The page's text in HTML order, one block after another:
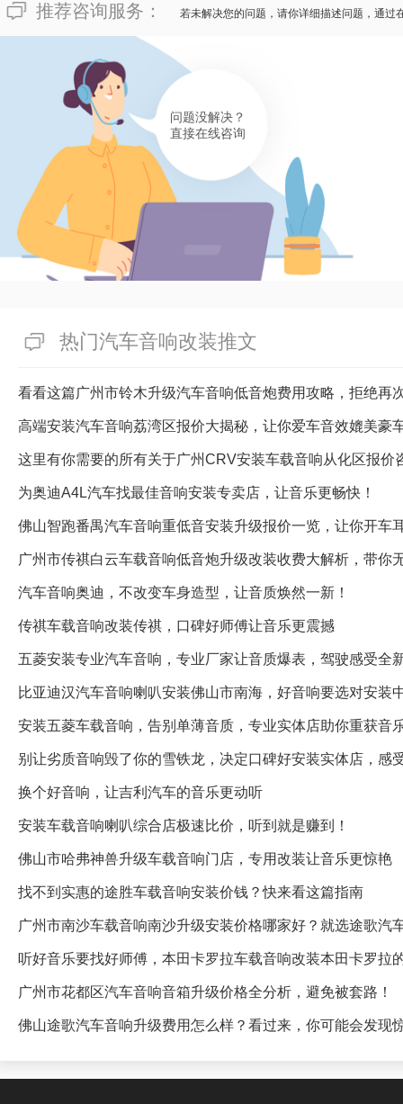
推荐咨询服务： 若未解决您的问题，请你详细描述问题，通过
问题没解决？
直接在线咨询
热门汽车音响改装推文
看看这篇广州市铃木升级汽车音响低音炮费用攻略，拒绝再
高端安装汽车音响荔湾区报价大揭秘，让你爱车音效媲美豪
这里有你需要的所有关于广州CRV安装车载音响从化区报价
为奥迪A4L汽车找最佳音响安装专卖店，让音乐更畅快！
佛山智跑番禺汽车音响重低音安装升级报价一览，让你开车
广州市传祺白云车载音响低音炮升级改装收费大解析，带你
汽车音响奥迪，不改变车身造型，让音质焕然一新！
传祺车载音响改装传祺，口碑好师傅让音乐更震撼
五菱安装专业汽车音响，专业厂家让音质爆表，驾驶感受全
比亚迪汉汽车音响喇叭安装佛山市南海，好音响要选对安装
安装五菱车载音响，告别单薄音质，专业实体店助你重获音
别让劣质音响毁了你的雪铁龙，决定口碑好安装实体店，感
换个好音响，让吉利汽车的音乐更动听
安装车载音响喇叭综合店极速比价，听到就是赚到！
佛山市哈弗神兽升级车载音响门店，专用改装让音乐更惊艳
找不到实惠的途胜车载音响安装价钱？快来看这篇指南
广州市南沙车载音响南沙升级安装价格哪家好？就选途歌汽
听好音乐要找好师傅，本田卡罗拉车载音响改装本田卡罗拉
广州市花都区汽车音响音箱升级价格全分析，避免被套路！
佛山途歌汽车音响升级费用怎么样？看过来，你可能会发现